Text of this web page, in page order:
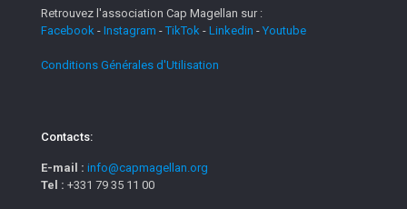
Retrouvez l'association Cap Magellan sur :
Facebook - Instagram -TikTok - Linkedin - Youtube
Conditions Générales d'Utilisation
Contacts:
E-mail : info@capmagellan.org
Tel : +331 79 35 11 00